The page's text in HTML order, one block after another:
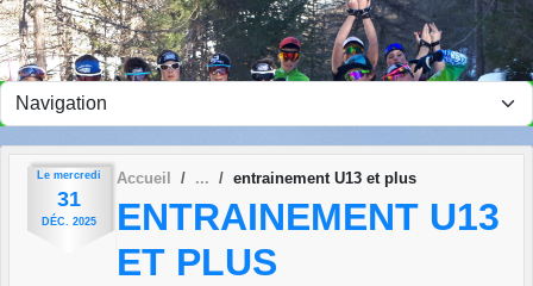
Le mercredi
31
DÉC. 2025
Accueil entrainement U13 et plus
ENTRAINEMENT U13
ET PLUS